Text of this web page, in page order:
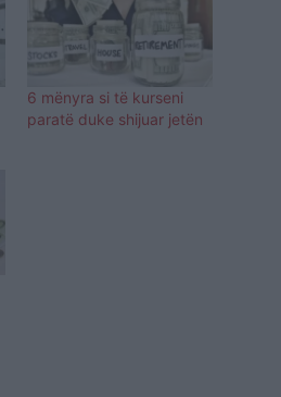
6 mënyra si të kurseni
paratë duke shijuar jetën